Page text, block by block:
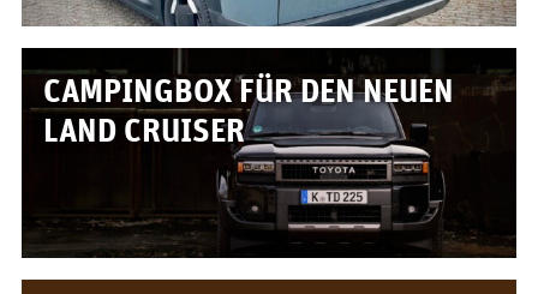
Box/Auto Übersicht
Preise
FÜR_VON
Grüße!
CAMPINGBOX FÜR DEN NEUEN
LAND CRUISER